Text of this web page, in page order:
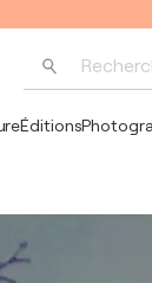
Éditions